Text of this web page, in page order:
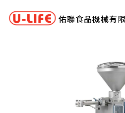
佑聯食品機械有